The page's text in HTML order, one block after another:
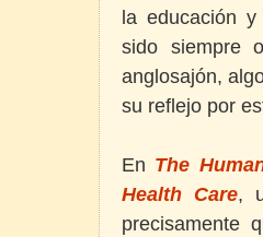
la educación
sido siempre
anglosajón,
su reflejo por
En The
Health Care,
precisamente